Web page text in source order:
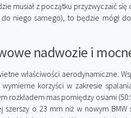
musiał z początku przyzwyczaić
niego samego), to będzie mógł
nadwozie i
właściwości aerodynamiczne.
wymierne korzyści w zakresie
rozkładem mas pomiędzy osiami
szerszy o 23 mm niż w nowym